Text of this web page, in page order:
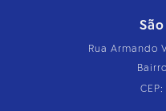
Rua Armando